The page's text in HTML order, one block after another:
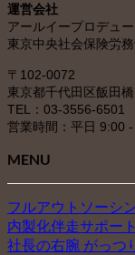
ブ
運営会社
アールイープロデュ
東京中央社会保険労
〒102-0072
東京都千代田区飯田
TEL：03-3556-6501
営業時間：平日 9:00
MENU
フルアウトソーシ
内製化伴走サポート
社長の右腕 がっつ